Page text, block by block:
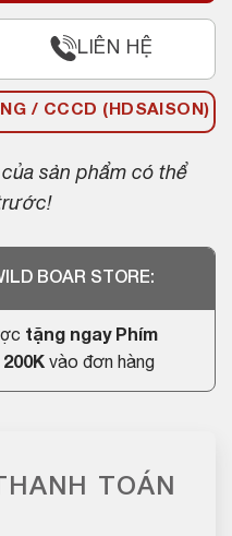
LIÊN HỆ
/ CCCD (HDSAISON)
sản phẩm có thể
BOAR STORE:
tặng ngay Phím
vào đơn hàng
TOÁN